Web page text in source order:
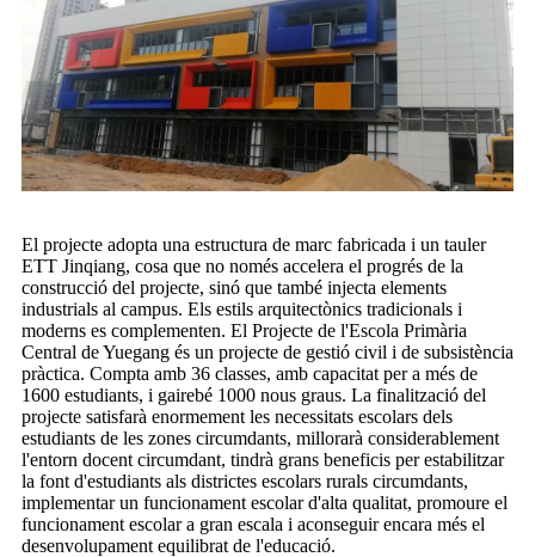
El projecte adopta una estructura de marc fabricada i un tauler
ETT Jinqiang, cosa que no només accelera el progrés de la
construcció del projecte, sinó que també injecta elements
industrials al campus. Els estils arquitectònics tradicionals i
moderns es complementen. El Projecte de l'Escola Primària
Central de Yuegang és un projecte de gestió civil i de subsistència
pràctica. Compta amb 36 classes, amb capacitat per a més de
1600 estudiants, i gairebé 1000 nous graus. La finalització del
projecte satisfarà enormement les necessitats escolars dels
estudiants de les zones circumdants, millorarà considerablement
l'entorn docent circumdant, tindrà grans beneficis per estabilitzar
la font d'estudiants als districtes escolars rurals circumdants,
implementar un funcionament escolar d'alta qualitat, promoure el
funcionament escolar a gran escala i aconseguir encara més el
desenvolupament equilibrat de l'educació.